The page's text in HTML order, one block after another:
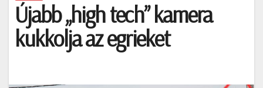
Újabb „high tech” kamera
kukkolja az egrieket